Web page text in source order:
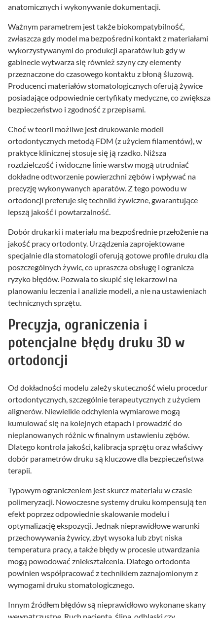
anatomicznych i wykonywanie dokumentacji.
Ważnym parametrem jest także biokompatybilność,
zwłaszcza gdy model ma bezpośredni kontakt z materiałami
wykorzystywanymi do produkcji aparatów lub gdy w
gabinecie wytwarza się również szyny czy elementy
przeznaczone do czasowego kontaktu z błoną śluzową.
Producenci materiałów stomatologicznych oferują żywice
posiadające odpowiednie certyfikaty medyczne, co zwiększa
bezpieczeństwo i zgodność z przepisami.
Choć w teorii możliwe jest drukowanie modeli
ortodontycznych metodą FDM (z użyciem filamentów), w
praktyce klinicznej stosuje się ją rzadko. Niższa
rozdzielczość i widoczne linie warstw mogą utrudniać
dokładne odtworzenie powierzchni zębów i wpływać na
precyzję wykonywanych aparatów. Z tego powodu w
ortodoncji preferuje się techniki żywiczne, gwarantujące
lepszą jakość i powtarzalność.
Dobór drukarki i materiału ma bezpośrednie przełożenie na
jakość pracy ortodonty. Urządzenia zaprojektowane
specjalnie dla stomatologii oferują gotowe profile druku dla
poszczególnych żywic, co upraszcza obsługę i ogranicza
ryzyko błędów. Pozwala to skupić się lekarzowi na
planowaniu leczenia i analizie modeli, a nie na ustawieniach
technicznych sprzętu.
Precyzja, ograniczenia i
potencjalne błędy druku 3D w
ortodoncji
Od dokładności modelu zależy skuteczność wielu procedur
ortodontycznych, szczególnie terapeutycznych z użyciem
alignerów. Niewielkie odchylenia wymiarowe mogą
kumulować się na kolejnych etapach i prowadzić do
nieplanowanych różnic w finalnym ustawieniu zębów.
Dlatego kontrola jakości, kalibracja sprzętu oraz właściwy
dobór parametrów druku są kluczowe dla bezpieczeństwa
terapii.
Typowym ograniczeniem jest skurcz materiału w czasie
polimeryzacji. Nowoczesne systemy druku kompensują ten
efekt poprzez odpowiednie skalowanie modelu i
optymalizację ekspozycji. Jednak nieprawidłowe warunki
przechowywania żywicy, zbyt wysoka lub zbyt niska
temperatura pracy, a także błędy w procesie utwardzania
mogą powodować zniekształcenia. Dlatego ortodonta
powinien współpracować z technikiem zaznajomionym z
wymogami druku stomatologicznego.
Innym źródłem błędów są nieprawidłowo wykonane skany